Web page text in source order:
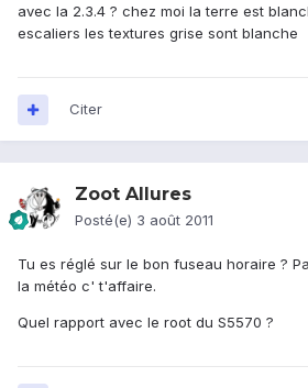
avec la 2.3.4 ? chez moi la terre est
escaliers les textures grise sont blanche
Citer
Zoot Allures
Posté(e) 3 août 2011
Tu es réglé sur le bon fuseau horaire ?
la météo c' t'affaire.
Quel rapport avec le root du S5570 ?